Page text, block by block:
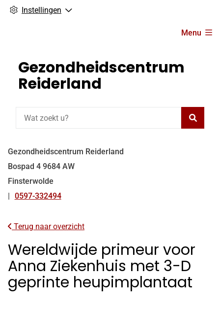
Instellingen
Menu
Gezondheidscentrum
Reiderland
Gezondheidscentrum Reiderland
Bospad 4 9684 AW
Finsterwolde
Tel:
0597-332494
Terug naar overzicht
Wereldwijde primeur voor
Anna Ziekenhuis met 3-D
geprinte heupimplantaat